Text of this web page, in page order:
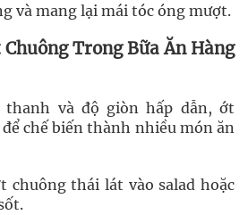
và mang lại mái tóc óng mượt.
Chuông Trong Bữa Ăn Hàng
và độ giòn hấp dẫn, ớt
chế biến thành nhiều món ăn
chuông thái lát vào salad hoặc